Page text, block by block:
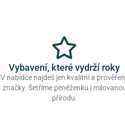
Vybavení, které vydrží roky
V nabídce najdeš jen kvalitní a
značky. Šetříme peněženku i
přírodu.